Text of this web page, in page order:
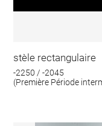
stèle rectangulaire
-2250 / -2045
(Première Période